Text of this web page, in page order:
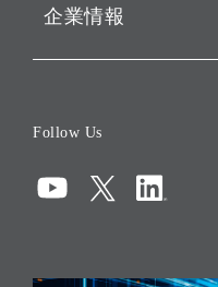
企業情報
コンプライアンス
リスクマネジメント
Follow Us